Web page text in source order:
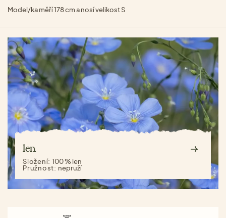
Model/ka měří 178 cm a nosí velikost S
len
Složení:100 % len
Pružnost: nepruží